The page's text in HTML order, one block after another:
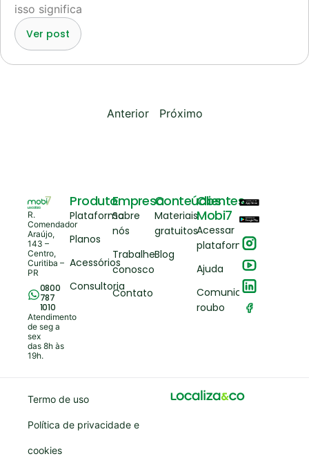
isso significa
Ver post
Anterior Próximo
R.
Comendador
Araújo,
143 –
Centro,
Curitiba –
PR
0800
787
1010
Atendimento
de seg a
sex
das 8h às
19h.
Produto
Plataforma
Planos
Acessórios
Consultoria
Empresa
Sobre
nós
Trabalhe
conosco
Contato
Conteúdos
Materiais
gratuitos
Blog
Clientes
Mobi7
Acessar
plataforma
Ajuda
Comunicar
roubo
Termo de uso
Política de privacidade e
cookies